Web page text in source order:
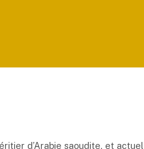
d’Arabie saoudite, et actuel